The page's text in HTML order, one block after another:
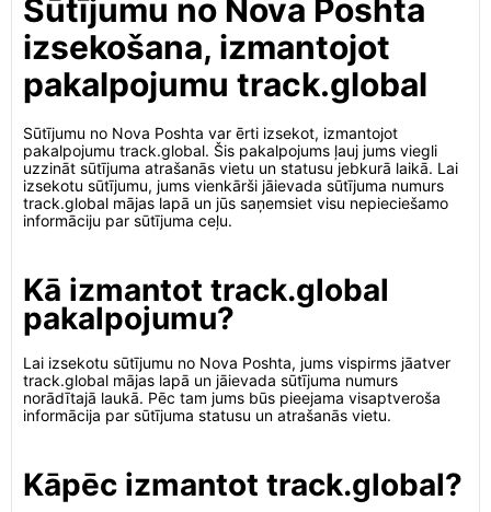
Sūtījumu no Nova Poshta
izsekošana, izmantojot
pakalpojumu track.global
Sūtījumu no Nova Poshta var ērti izsekot, izmantojot
pakalpojumu track.global. Šis pakalpojums ļauj jums viegli
uzzināt sūtījuma atrašanās vietu un statusu jebkurā laikā. Lai
izsekotu sūtījumu, jums vienkārši jāievada sūtījuma numurs
track.global mājas lapā un jūs saņemsiet visu nepieciešamo
informāciju par sūtījuma ceļu.
Kā izmantot track.global
pakalpojumu?
Lai izsekotu sūtījumu no Nova Poshta, jums vispirms jāatver
track.global mājas lapā un jāievada sūtījuma numurs
norādītajā laukā. Pēc tam jums būs pieejama visaptveroša
informācija par sūtījuma statusu un atrašanās vietu.
Kāpēc izmantot track.global?